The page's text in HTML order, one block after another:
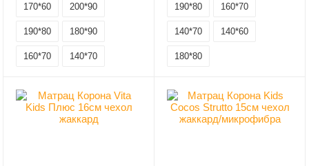
170*60 200*90
190*80 180*90
160*70 140*70
190*80 160*70
140*70 140*60
180*80